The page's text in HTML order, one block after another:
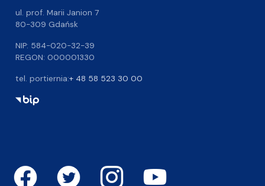
ul. prof. Marii Janion 7
80-309 Gdańsk
NIP: 584-020-32-39
REGON: 000001330
tel. portiernia:+ 48 58 523 30 00